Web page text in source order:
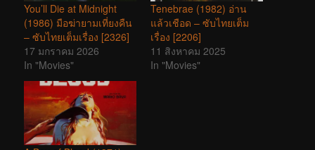
You’ll Die at Midnight
(1986) มือฆ่ายามเที่ยงคืน
– ซับไทยเต็มเรื่อง [2326]
17 มกราคม 2026
In "Movies"
Tenebrae (1982) อ่าน
แล้วเชือด – ซับไทยเต็ม
เรื่อง [2206]
11 สิงหาคม 2025
In "Movies"